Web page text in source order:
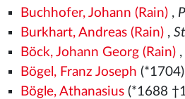
Buchhofer, Johann (Rain),
Burkhart, Andreas (Rain),
Böck, Johann Georg (Rain),
Bögel, Franz Joseph
Bögle, Athanasius(*1688